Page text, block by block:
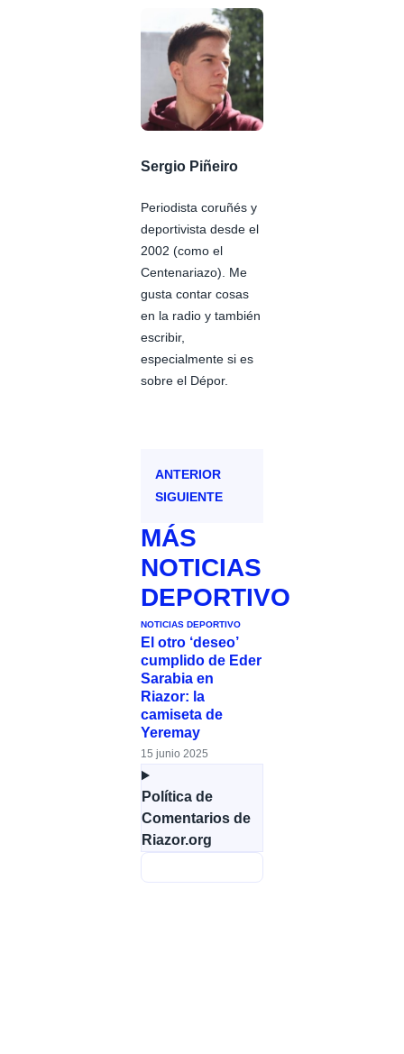
Sergio Piñeiro
Periodista coruñés y
deportivista desde el
2002 (como el
Centenariazo). Me
gusta contar cosas
en la radio y también
escribir,
especialmente si es
sobre el Dépor.
ANTERIOR
SIGUIENTE
MÁS
NOTICIAS
DEPORTIVO
NOTICIAS DEPORTIVO
El otro ‘deseo’
cumplido de Eder
Sarabia en
Riazor: la
camiseta de
Yeremay
15 junio 2025
Política de
Comentarios de
Riazor.org